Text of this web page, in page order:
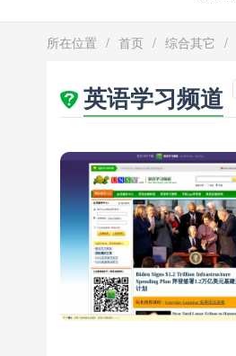
所在位置 / 首页 / 综合其它 /
英语学习频道